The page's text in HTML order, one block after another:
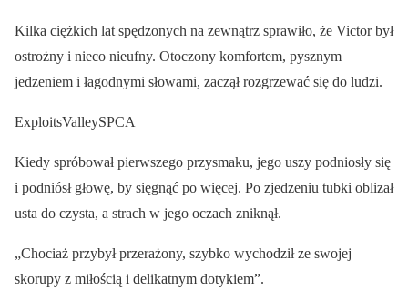
Kilka ciężkich lat spędzonych na zewnątrz sprawiło, że Victor był
ostrożny i nieco nieufny. Otoczony komfortem, pysznym
jedzeniem i łagodnymi słowami, zaczął rozgrzewać się do ludzi.
ExploitsValleySPCA
Kiedy spróbował pierwszego przysmaku, jego uszy podniosły się
i podniósł głowę, by sięgnąć po więcej. Po zjedzeniu tubki oblizał
usta do czysta, a strach w jego oczach zniknął.
„Chociaż przybył przerażony, szybko wychodził ze swojej
skorupy z miłością i delikatnym dotykiem”.